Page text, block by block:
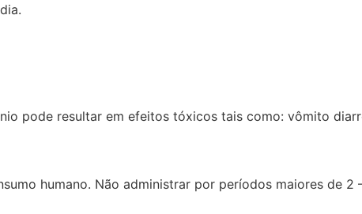
pode resultar em efeitos tóxicos tais como: vômito
humano. Não administrar por períodos maiores de 2